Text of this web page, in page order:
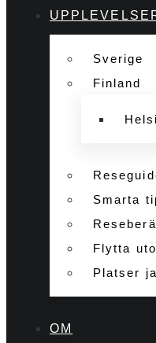
Sverige
Finland
Smarta
Flytta
Platser
OM